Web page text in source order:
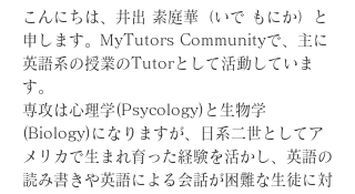
こんにちは、井出 素庭華（いで もにか）と
申します。MyTutors Communityで、主に
英語系の授業のTutorとして活動していま
す。
専攻は心理学(Psycology)と生物学
(Biology)になりますが、日系二世としてア
メリカで生まれ育った経験を活かし、英語の
読み書きや英語による会話が困難な生徒に対